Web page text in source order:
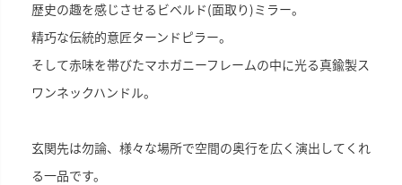
歴史の趣を感じさせるビベルド(面取り)ミラー。
精巧な伝統的意匠ターンドピラー。
そして赤味を帯びたマホガニーフレームの中に光る真鍮製ス
ワンネックハンドル。
玄関先は勿論、様々な場所で空間の奥行を広く演出してくれ
る一品です。